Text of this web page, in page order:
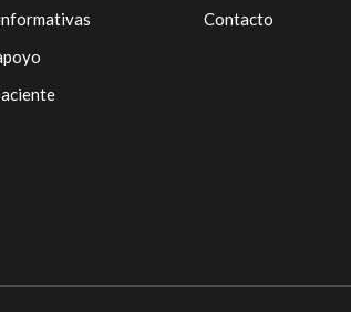
Contacto